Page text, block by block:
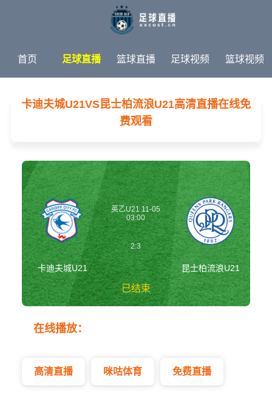
首页 足球直播 篮球直播 足球视频 篮球视频
足球新闻 篮球新闻 体育专题
卡迪夫城U21VS昆士柏流浪U21高清直播在线免
费观看
卡迪夫城U21
英乙U21 11-05
03:00
2:3
已结束
昆士柏流浪U21
在线播放：
高清直播 咪咕体育 免费直播